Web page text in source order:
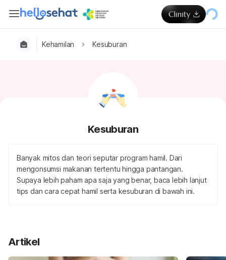
Kehamilan Kesuburan
Kesuburan
Banyak mitos dan teori seputar program hamil. Dari
mengonsumsi makanan tertentu hingga pantangan.
Supaya lebih paham apa saja yang benar, baca lebih lanjut
tips dan cara cepat hamil serta kesuburan di bawah ini.
Artikel